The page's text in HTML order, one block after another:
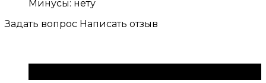
Минусы: нету
Задать вопрос Написать отзыв